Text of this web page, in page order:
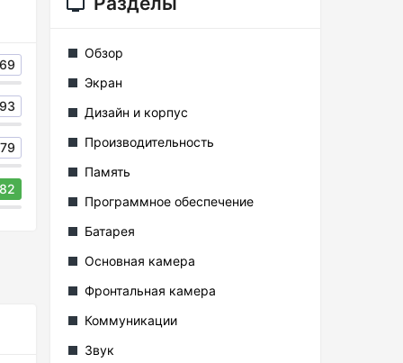
69
93
79
82
Обзор
Экран
Дизайн и корпус
Производительность
Память
Программное обеспечение
Батарея
Основная камера
Фронтальная камера
Коммуникации
Звук